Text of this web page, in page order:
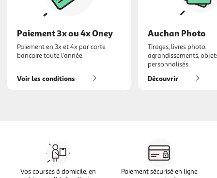
Paiement 3x ou 4x Oney
Paiement en 3x et 4x par carte
bancaire toute l'année
Voir les conditions
Auchan Photo
Tirages, livres photo,
agrandissements,
personnalisés
Découvrir
Vos courses à domicile, en
Paiement sécurisé en ligne